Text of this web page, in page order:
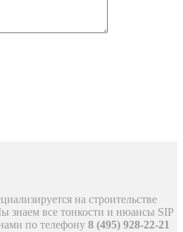
на строительстве
все тонкости и нюансы SIP
по телефону 8 (495) 928-22-21